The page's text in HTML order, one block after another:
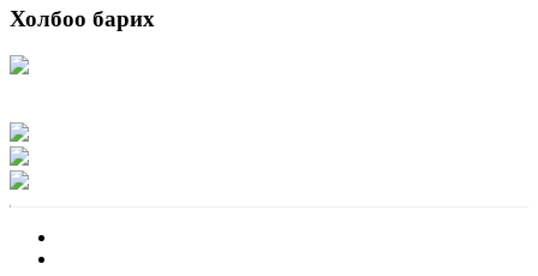
Холбоо барих